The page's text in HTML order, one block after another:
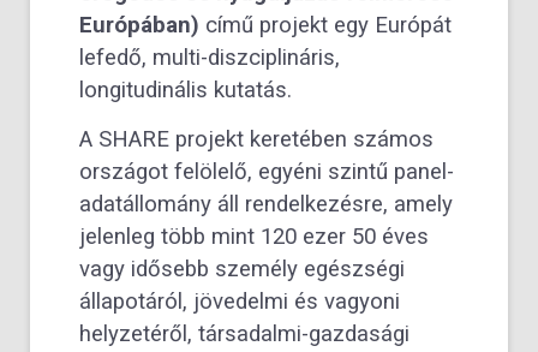
Európában) című projekt egy Európát
lefedő, multi-diszciplináris,
longitudinális kutatás.
A SHARE projekt keretében számos
országot felölelő, egyéni szintű panel-
adatállomány áll rendelkezésre, amely
jelenleg több mint 120 ezer 50 éves
vagy idősebb személy egészségi
állapotáról, jövedelmi és vagyoni
helyzetéről, társadalmi-gazdasági